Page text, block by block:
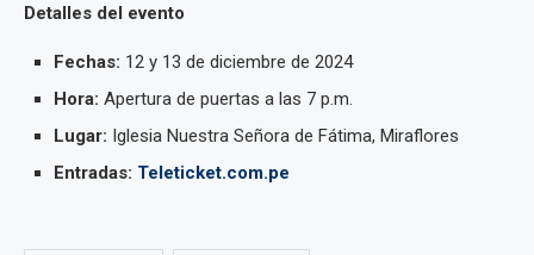
Detalles del evento
Fechas: 12 y 13 de diciembre de 2024
Hora: Apertura de puertas a las 7 p.m.
Lugar: Iglesia Nuestra Señora de Fátima, Miraflores
Entradas: Teleticket.com.pe